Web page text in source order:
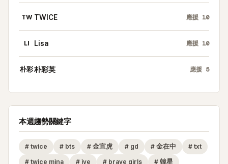
TW TWICE 應援 10
LI Lisa 應援 10
朴彩朴彩英 應援 5
本週趨勢關鍵字
# twice # bts # 金宣虎 # gd # 金在中 # txt
# twice mina # ive # brave girls # 韓星